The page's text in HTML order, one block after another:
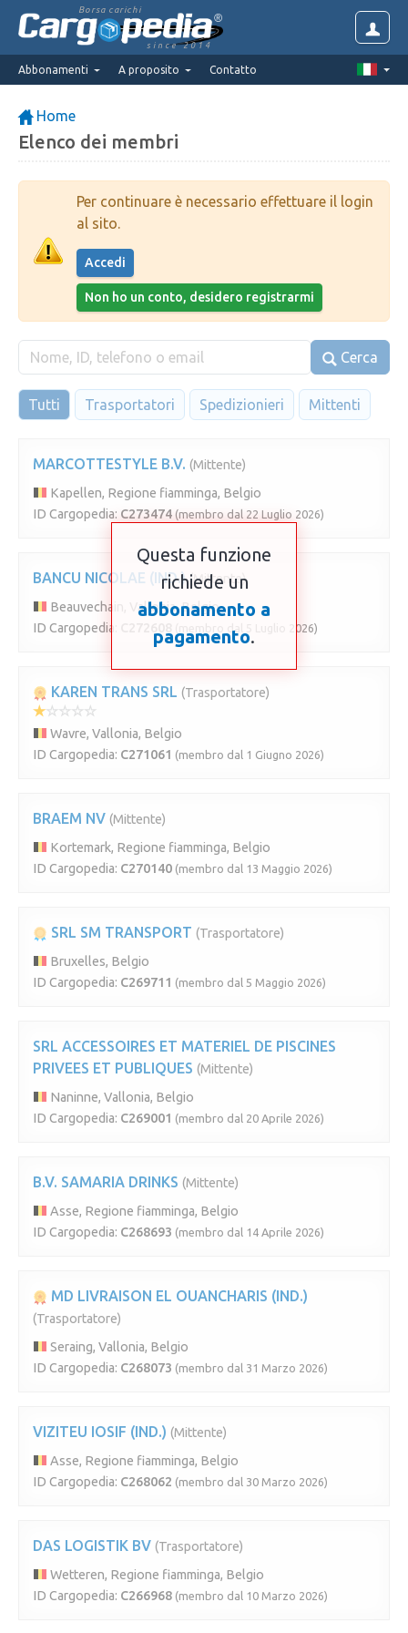
Borsa carichi
since 2014
Abbonamenti A proposito Contatto
Home
Elenco dei membri
Per continuare è necessario effettuare il login
al sito.
Accedi
Non ho un conto, desidero registrarmi
Cerca
Tutti Trasportatori Spedizionieri Mittenti
MARCOTTESTYLE B.V. (Mittente)
Kapellen, Regione fiamminga, Belgio
ID Cargopedia: C273474 (membro dal 22 Luglio 2026)
BANCU NICOLAE (IND.) (Mittente)
Beauvechain, Vallonia, Belgio
ID Cargopedia:
(membro dal 5 Luglio 2026)
KAREN TRANS SRL (Trasportatore)
Wavre, Vallonia, Belgio
ID Cargopedia: C271061 (membro dal 1 Giugno 2026)
BRAEM NV (Mittente)
Kortemark, Regione fiamminga, Belgio
ID Cargopedia: C270140 (membro dal 13 Maggio 2026)
SRL SM TRANSPORT (Trasportatore)
Bruxelles, Belgio
ID Cargopedia: C269711 (membro dal 5 Maggio 2026)
SRL ACCESSOIRES ET MATERIEL DE PISCINES
PRIVEES ET PUBLIQUES (Mittente)
Naninne, Vallonia, Belgio
ID Cargopedia: C269001 (membro dal 20 Aprile 2026)
B.V. SAMARIA DRINKS (Mittente)
Asse, Regione fiamminga, Belgio
ID Cargopedia: C268693 (membro dal 14 Aprile 2026)
MD LIVRAISON EL OUANCHARIS (IND.)
(Trasportatore)
Seraing, Vallonia, Belgio
ID Cargopedia: C268073 (membro dal 31 Marzo 2026)
VIZITEU IOSIF (IND.) (Mittente)
Asse, Regione fiamminga, Belgio
ID Cargopedia: C268062 (membro dal 30 Marzo 2026)
DAS LOGISTIK BV (Trasportatore)
Wetteren, Regione fiamminga, Belgio
ID Cargopedia: C266968 (membro dal 10 Marzo 2026)
Questa funzione
richiede un
abbonamento a
pagamento.